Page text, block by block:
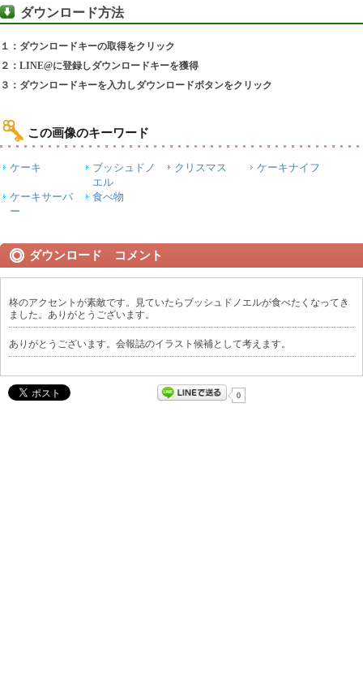
ダウンロード方法
１：ダウンロードキーの取得をクリック
２：LINE@に登録しダウンロードキーを獲得
３：ダウンロードキーを入力しダウンロードボタンをクリック
この画像のキーワード
ケーキ
ブッシュドノ
エル
クリスマス ケーキナイフ
ケーキサーバ
ー
食べ物
ダウンロード コメント
柊のアクセントが素敵です。見ていたらブッシュドノエルが食べたくなってき
ました。ありがとうございます。
ありがとうございます。会報誌のイラスト候補として考えます。
0